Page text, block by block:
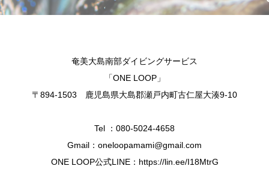
奄美大島南部ダイビングサービス
「ONE LOOP」
〒894-1503 鹿児島県大島郡瀬戸内町古仁屋大湊9-10
Tel ：080-5024-4658
Gmail：oneloopamami@gmail.com
ONE LOOP公式LINE：https://lin.ee/I18MtrG